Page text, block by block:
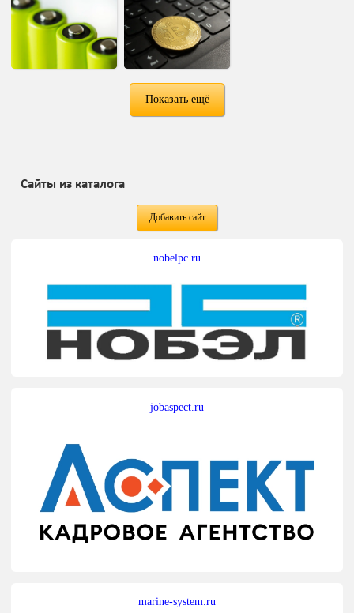
Показать ещё
Сайты из каталога
Добавить сайт
nobelpc.ru
jobaspect.ru
marine-system.ru